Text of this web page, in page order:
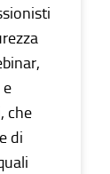
e
che
di